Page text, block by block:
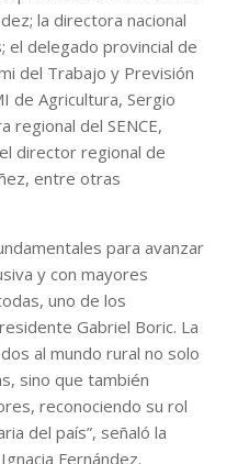
la directora nacional
el delegado provincial de
del Trabajo y Previsión
de Agricultura, Sergio
regional del SENCE,
director regional de
entre otras
para avanzar
y con mayores
uno de los
Gabriel Boric. La
al mundo rural no solo
sino que también
reconociendo su rol
del país”, señaló la
Fernández.